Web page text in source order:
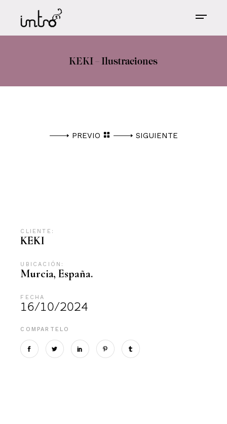
KEKI – Ilustraciones
PREVIO SIGUIENTE
CLIENTE:
KEKI
UBICACIÓN:
Murcia, España.
FECHA
16/10/2024
COMPARTELO